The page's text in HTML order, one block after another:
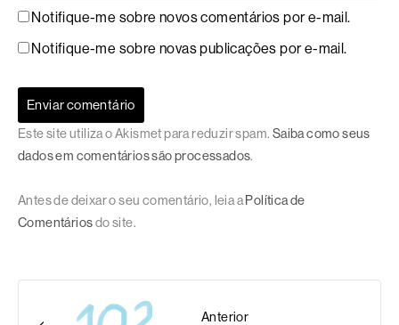
Notifique-me sobre novos comentários por e-mail.
Notifique-me sobre novas publicações por e-mail.
Este site utiliza o Akismet para reduzir spam. Saiba como seus
dados em comentários são processados.
Antes de deixar o seu comentário, leia aPolítica de
Comentáriosdo site.
Anterior